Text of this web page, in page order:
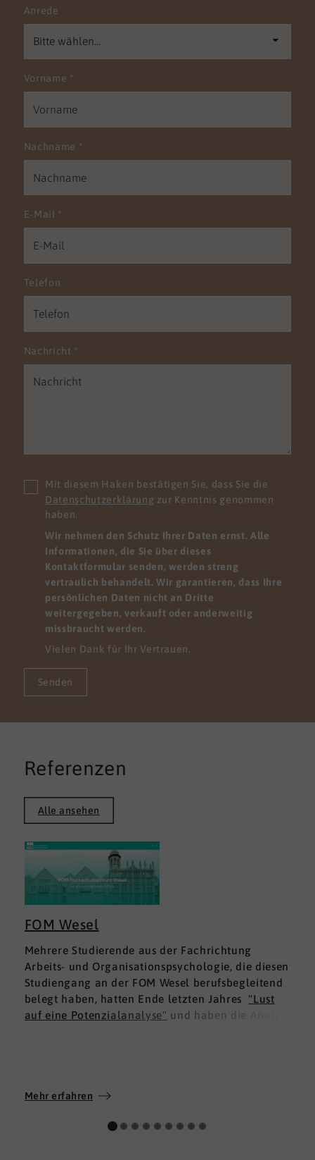
Anrede
Vorname *
Nachname *
E-Mail *
Telefon
Nachricht *
Mit diesem Haken bestätigen Sie, dass Sie die
Datenschutzerklärung zur Kenntnis genommen
haben.
Wir nehmen den Schutz Ihrer Daten ernst. Alle
Informationen, die Sie über dieses
Kontaktformular senden, werden streng
vertraulich behandelt. Wir garantieren, dass Ihre
persönlichen Daten nicht an Dritte
weitergegeben, verkauft oder anderweitig
missbraucht werden.
Vielen Dank für Ihr Vertrauen.
Senden
Referenzen
Alle ansehen
FOM Wesel
Mehrere Studierende aus der Fachrichtung
Arbeits- und Organisationspsychologie, die diesen
Studiengang an der FOM Wesel berufsbegleitend
belegt haben, hatten Ende letzten Jahres "Lust
auf eine Potenzialanalyse" und haben die Analyse
Wir wünschen allen Teilnehmerinnen und
persönlichen Weg und viel Erfolg.
Mehr erfahren